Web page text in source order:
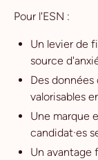
Pour l'ESN :
Un levier de
source
Des
valorisables
Une marque
candidat·es
Un avantage